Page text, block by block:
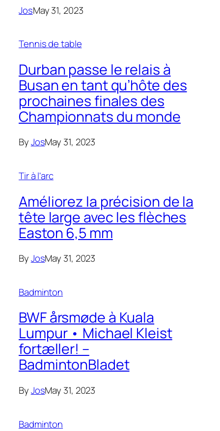
JosMay 31, 2023
Tennis de table
Durban passe le relais à
Busan en tant qu’hôte des
prochaines finales des
Championnats du monde
ByJosMay 31, 2023
Tir à l'arc
Améliorez la précision de la
tête large avec les flèches
Easton 6,5 mm
ByJosMay 31, 2023
Badminton
BWF årsmøde à Kuala
Lumpur • Michael Kleist
fortæller! –
BadmintonBladet
ByJosMay 31, 2023
Badminton